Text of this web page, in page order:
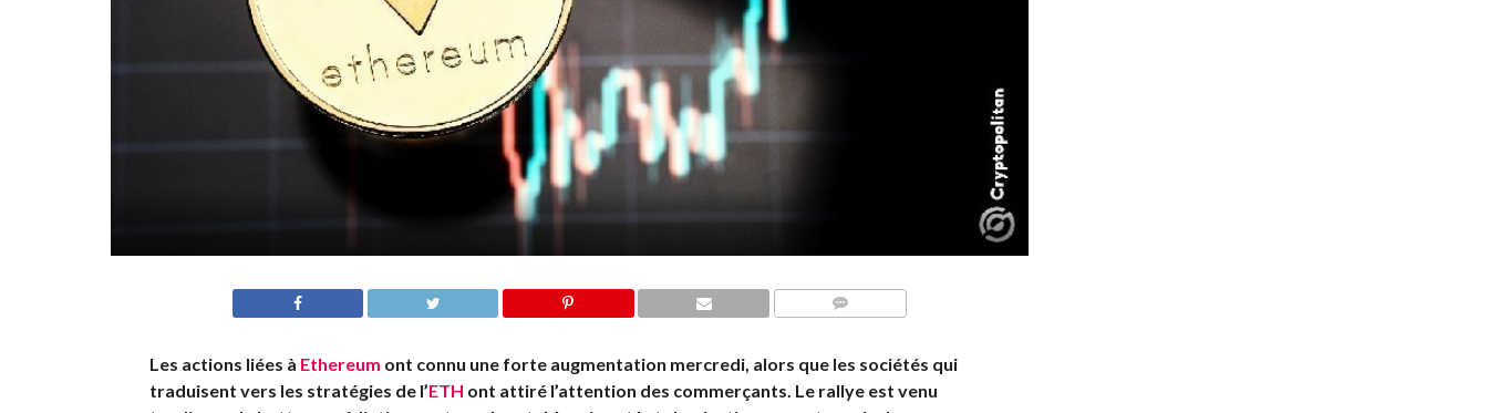
Les actions liées à Ethereum ont connu une forte augmentation mercredi, alors que les sociétés qui
traduisent vers les stratégies de l’ETH ont attiré l’attention des commerçants. Le rallye est venu